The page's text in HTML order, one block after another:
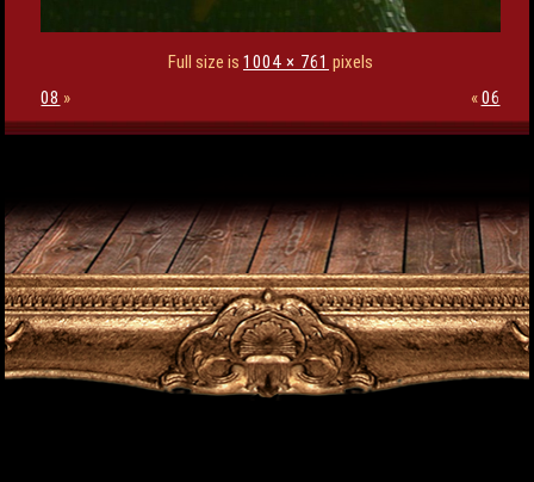
Full size is 1004 × 761 pixels
08 » «06